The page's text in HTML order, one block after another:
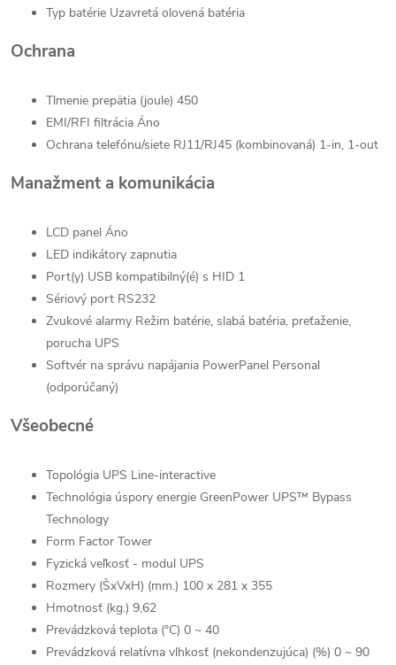
Typ batérie Uzavretá olovená batéria
Ochrana
Tlmenie prepätia (joule) 450
EMI/RFI filtrácia Áno
Ochrana telefónu/siete RJ11/RJ45 (kombinovaná) 1-in, 1-out
Manažment a komunikácia
LCD panel Áno
LED indikátory zapnutia
Port(y) USB kompatibilný(é) s HID 1
Sériový port RS232
Zvukové alarmy Režim batérie, slabá batéria, preťaženie,
porucha UPS
Softvér na správu napájania PowerPanel Personal
(odporúčaný)
Všeobecné
Topológia UPS Line-interactive
Technológia úspory energie GreenPower UPS™ Bypass
Technology
Form Factor Tower
Fyzická veľkosť - modul UPS
Rozmery (ŠxVxH) (mm.) 100 x 281 x 355
Hmotnosť (kg.) 9,62
Prevádzková teplota (°C) 0 ~ 40
Prevádzková relatívna vlhkosť (nekondenzujúca) (%) 0 ~ 90